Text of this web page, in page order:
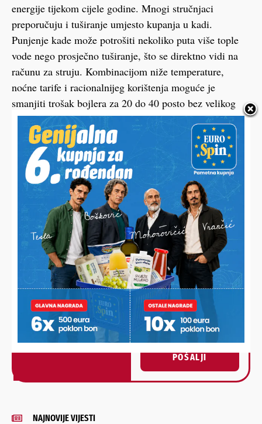
energije tijekom cijele godine. Mnogi stručnjaci
preporučuju i tuširanje umjesto kupanja u kadi.
Punjenje kade može potrošiti nekoliko puta više tople
vode nego prosječno tuširanje, što se direktno vidi na
računu za struju. Kombinacijom niže temperature,
noćne tarife i racionalnijeg korištenja moguće je
smanjiti trošak bojlera za 20 do 40 posto bez velikog
odricanja.
FOTO ilustracija
HALO,
PODRAVSKI!
Imate priču, vijest, fotku
ili video?
Nešto vas muči ili želite
nešto/nekoga pohvaliti?
Javite nam se!
Vaš email
Poruka
POŠALJI
Alternative:
NAJNOVIJE VIJESTI